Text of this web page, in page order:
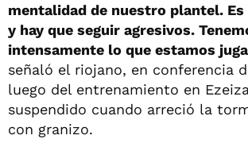
mentalidad de nuestro plantel. Es
y hay que seguir agresivos.
intensamente lo que estamos
señaló el riojano, en conferencia
luego del entrenamiento en
suspendido cuando arreció la
con granizo.